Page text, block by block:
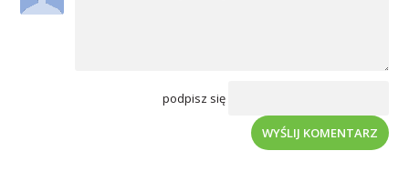
podpisz się
WYŚLIJ KOMENTARZ